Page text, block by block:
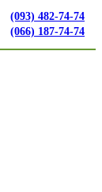
(093) 482-74-74
(066) 187-74-74